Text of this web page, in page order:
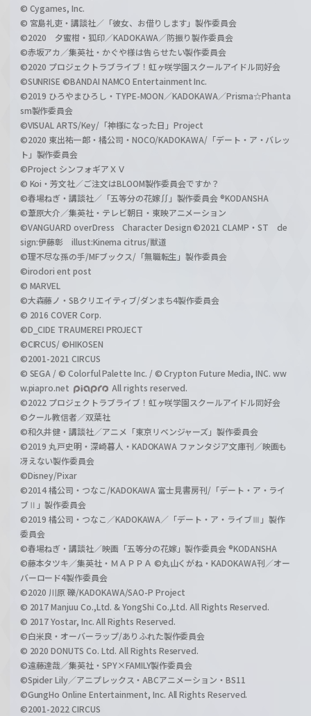
© Cygames, Inc.
© 宮島礼吏・講談社／「彼女、お借りします」製作委員会
©2020 夕蜜柑・狐印／KADOKAWA／防振り製作委員会
©赤坂アカ／集英社・かぐや様は告らせたい製作委員会
©2020 プロジェクトラブライブ！虹ヶ咲学園スクールアイドル同好会
©SUNRISE ©BANDAI NAMCO Entertainment Inc.
©2019 ひろやまひろし・TYPE-MOON／KADOKAWA／Prisma☆Phanta
sm製作委員会
©VISUAL ARTS/Key/「神様になった日」Project
©2020 東出祐一郎・橘公司・NOCO/KADOKAWA/「デート・ア・バレッ
ト」製作委員会
©Project シンフォギアＸＶ
© Koi・芳文社／ご注文はBLOOM製作委員会ですか？
©春場ねぎ・講談社／「五等分の花嫁∬」製作委員会 ®KODANSHA
©葦原大介／集英社・テレビ朝日・東映アニメーション
©VANGUARD overDress Character Design ©2021 CLAMP・ST de
sign:伊藤彰 illust:Kinema citrus/獣道
©理不尽な孫の手/MFブックス/「無職転生」製作委員会
©irodori ent post
© MARVEL
©大森藤ノ・SBクリエイティブ/ダンまち4製作委員会
© 2016 COVER Corp.
©D_CIDE TRAUMEREI PROJECT
©CIRCUS/ ©HIKOSEN
©2001-2021 CIRCUS
© SEGA / © Colorful Palette Inc. / © Crypton Future Media, INC. ww
w.piapro.net
All rights reserved.
©2022 プロジェクトラブライブ！虹ヶ咲学園スクールアイドル同好会
©クール教信者／双葉社
©和久井健・講談社／アニメ「東京リベンジャーズ」製作委員会
©2019 丸戸史明・深崎暮人・KADOKAWA ファンタジア文庫刊／映画も
冴えない製作委員会
©Disney/Pixar
©2014 橘公司・つなこ/KADOKAWA 富士見書房刊/「デート・ア・ライ
ブⅡ」製作委員会
©2019 橘公司・つなこ／KADOKAWA／「デート・ア・ライブⅢ」製作
委員会
©春場ねぎ・講談社／映画「五等分の花嫁」製作委員会 ®KODANSHA
©藤本タツキ／集英社・ＭＡＰＰＡ ©丸山くがね・KADOKAWA刊／オー
バーロード4製作委員会
©2020 川原 礫/KADOKAWA/SAO-P Project
© 2017 Manjuu Co.,Ltd. & YongShi Co.,Ltd. All Rights Reserved.
© 2017 Yostar, Inc. All Rights Reserved.
©白米良・オーバーラップ/ありふれた製作委員会
© 2020 DONUTS Co. Ltd. All Rights Reserved.
©遠藤達哉／集英社・SPY×FAMILY製作委員会
©Spider Lily／アニプレックス・ABCアニメーション・BS11
©GungHo Online Entertainment, Inc. All Rights Reserved.
©2001-2022 CIRCUS